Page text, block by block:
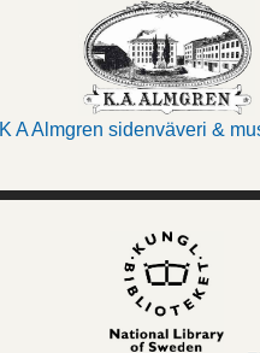
K A Almgren sidenväveri &